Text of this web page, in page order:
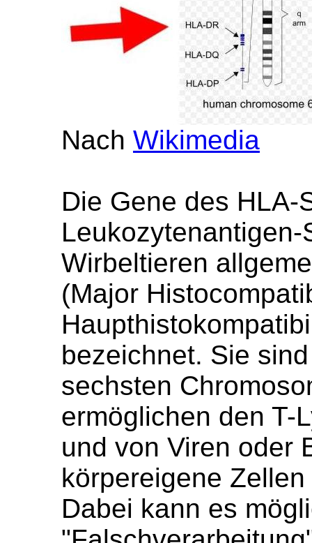
Nach Wikimedia
Die Gene des HLA-
Wirbeltieren
(Major
bezeichnet. Sie
sechsten
ermöglichen den T-
und von Viren oder
körpereigene
Dabei kann es